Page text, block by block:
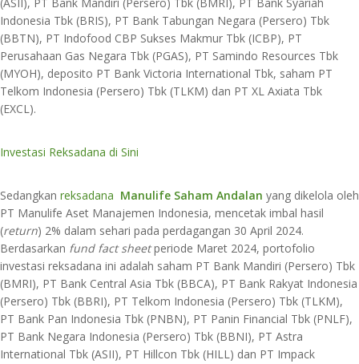
Indonesia Tbk (BRIS), PT Bank Tabungan Negara (Persero) Tbk
(BBTN), PT Indofood CBP Sukses Makmur Tbk (ICBP), PT
Perusahaan Gas Negara Tbk (PGAS), PT Samindo Resources Tbk
(MYOH), deposito PT Bank Victoria International Tbk, saham PT
Telkom Indonesia (Persero) Tbk (TLKM) dan PT XL Axiata Tbk
(EXCL).
Investasi Reksadana di Sini
Sedangkan reksadana Manulife Saham Andalan yang dikelola oleh
PT Manulife Aset Manajemen Indonesia, mencetak imbal hasil
(return) 2% dalam sehari pada perdagangan 30 April 2024.
Berdasarkan fund fact sheetperiode Maret 2024, portofolio
investasi reksadana ini adalah saham PT Bank Mandiri (Persero) Tbk
(BMRI), PT Bank Central Asia Tbk (BBCA), PT Bank Rakyat Indonesia
(Persero) Tbk (BBRI), PT Telkom Indonesia (Persero) Tbk (TLKM),
PT Bank Pan Indonesia Tbk (PNBN), PT Panin Financial Tbk (PNLF),
PT Bank Negara Indonesia (Persero) Tbk (BBNI), PT Astra
International Tbk (ASII), PT Hillcon Tbk (HILL) dan PT Impack